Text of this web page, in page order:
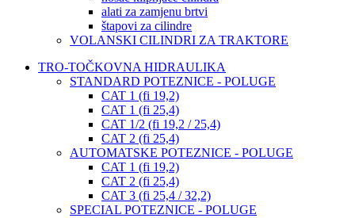
alati za zamjenu brtvi
štapovi za cilindre
VOLANSKI CILINDRI ZA TRAKTORE
TRO-TOČKOVNA HIDRAULIKA
STANDARD POTEZNICE - POLUGE
CAT 1 (fi 19,2)
CAT 1 (fi 25,4)
CAT 1/2 (fi 19,2 / 25,4)
CAT 2 (fi 25,4)
AUTOMATSKE POTEZNICE - POLUGE
CAT 1 (fi 19,2)
CAT 2 (fi 25,4)
CAT 3 (fi 25,4 / 32,2)
SPECIAL POTEZNICE - POLUGE